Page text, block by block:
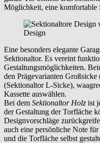
Möglichkeit, eine komfortable
Design
Eine besonders elegante
Sektionaltor. Es vereint
Gestaltungsmöglichkeiten.
den Prägevarianten
(Sektionaltor L-Sicke),
Kassette auswählen.
Bei dem Sektionaltor Holz ist
der Gestaltung der Torfläche
Designvorschläge
auch eine persönliche Note
und die Torfläche selbst